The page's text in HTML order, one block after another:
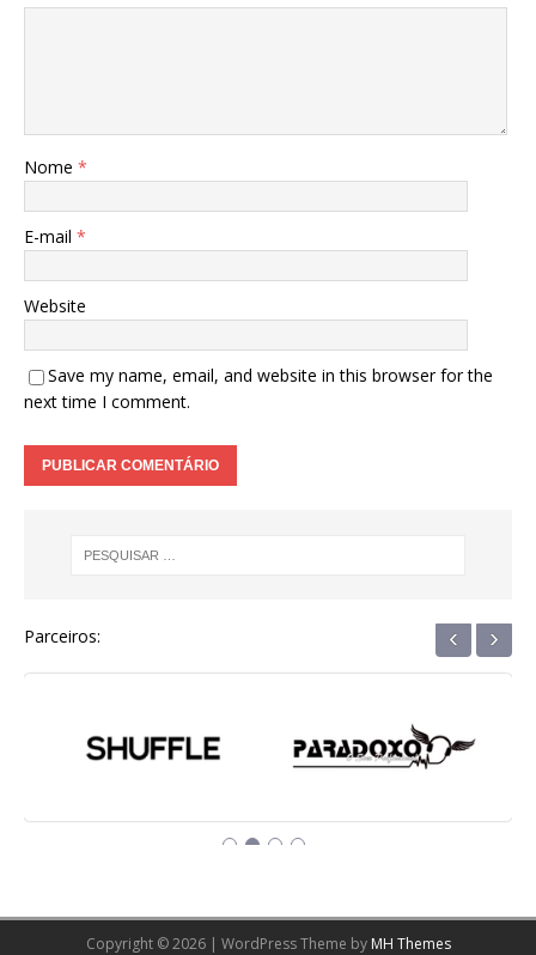
Nome *
E-mail *
Website
Save my name, email, and website in this browser for the
next time I comment.
Parceiros: ‹ ›
Copyright © 2026 | WordPress Theme by MH Themes